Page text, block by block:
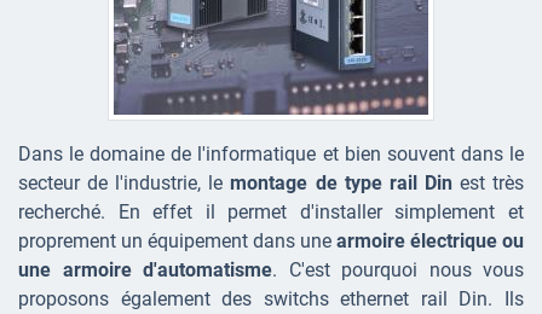
Dans le domaine de l'informatique et bien souvent dans le
secteur de l'industrie, lemontage de type rail Dinest très
recherché. En effet il permet d'installer simplement et
proprement un équipement dans une armoire électrique ou
une armoire d'automatisme. C'est pourquoi nous vous
proposons également des switchs ethernet rail Din. Ils